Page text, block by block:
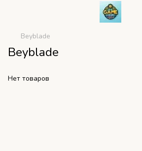
Beyblade
Beyblade
Нет товаров